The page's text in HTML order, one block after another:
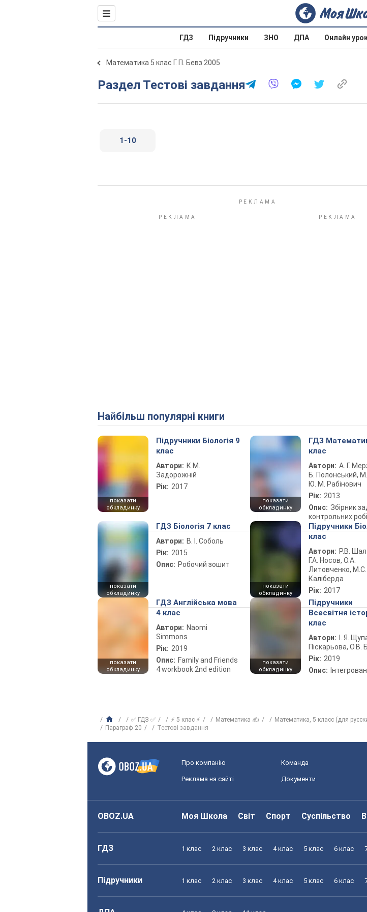
ГДЗ Підручники ЗНО ДПА Онлайн
Математика 5 клас Г. П. Бевз 2005
Раздел Тестові завдання
1-10
Найбільш популярні книги
показати
обкладинку
Підручники Біологія 9
клас
Автори: К.М.
Задорожній
Рік: 2017
показати
обкладинку
ГДЗ
клас
Автори: А. Г.
Б. Полонський, М.
Ю. М. Рабінович
Рік: 2013
Опис: Збірник
контрольних
показати
обкладинку
ГДЗ Біологія 7 клас
Автори: В. І. Соболь
Рік: 2015
Опис: Робочий зошит
показати
обкладинку
Підручники
клас
Автори: Р.В.
Г.А. Носов, О.А.
Литовченко, М.С.
Каліберда
Рік: 2017
показати
обкладинку
ГДЗ Англійська мова
4 клас
Автори: Naomi
Simmons
Рік: 2019
Опис: Family and Friends
4 workbook 2nd edition
показати
обкладинку
Підручники
Всесвітня
клас
Автори:
І. Я.
Піскарьова, О.В.
Рік: 2019
Опис:
✅ ГДЗ ✅ ⚡ 5 клас ⚡ Математика ✍ Математика, 5 класс (для
Параграф 20
Тестові завдання
Про компанію Команда
Реклама на сайті Документи
OBOZ.UA Моя Школа Світ Спорт Суспільство
ГДЗ 1 клас 2 клас 3 клас 4 клас 5 клас 6 клас
Підручники 1 клас 2 клас 3 клас 4 клас 5 клас 6 клас